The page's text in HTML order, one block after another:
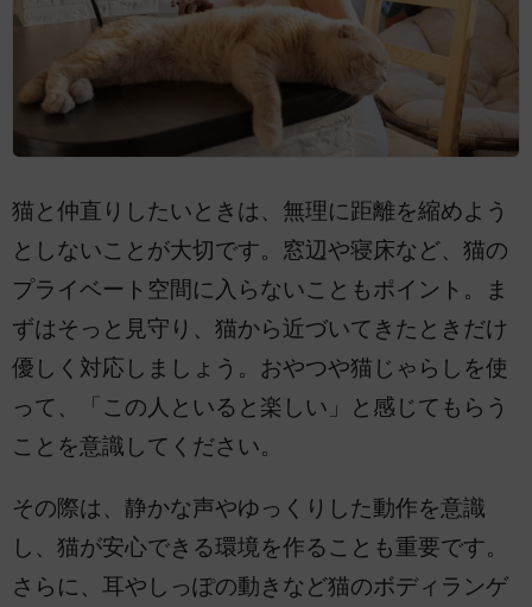
猫と仲直りしたいときは、無理に距離を縮めよう
としないことが大切です。窓辺や寝床など、猫の
プライベート空間に入らないこともポイント。ま
ずはそっと見守り、猫から近づいてきたときだけ
優しく対応しましょう。おやつや猫じゃらしを使
って、「この人といると楽しい」と感じてもらう
ことを意識してください。
その際は、静かな声やゆっくりした動作を意識
し、猫が安心できる環境を作ることも重要です。
さらに、耳やしっぽの動きなど猫のボディランゲ